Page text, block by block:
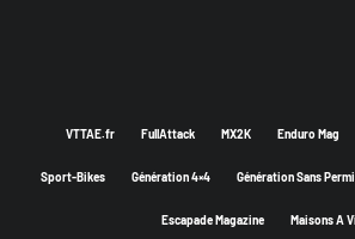
VTTAE.fr FullAttack MX2K Enduro Mag
Sport-Bikes Génération 4×4 Génération Sans
Escapade Magazine Maisons A